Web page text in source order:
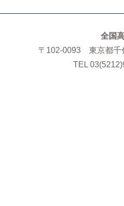
全国
〒102-0093 東京都千
TEL